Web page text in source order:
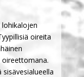
oireita
oireettomana.